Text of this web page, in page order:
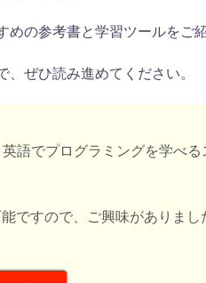
の参考書と学習ツールをご
ぜひ読み進めてください。
語でプログラミングを学べ
ですので、ご興味がありまし